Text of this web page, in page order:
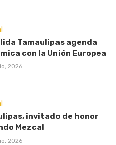
Tamaulipas agenda
con la Unión Europea
2026
invitado de honor
Mezcal
2026